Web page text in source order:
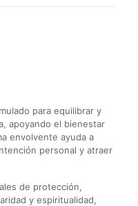
para equilibrar y
apoyando el bienestar
envolvente ayuda a
personal y atraer
de protección,
y espiritualidad,